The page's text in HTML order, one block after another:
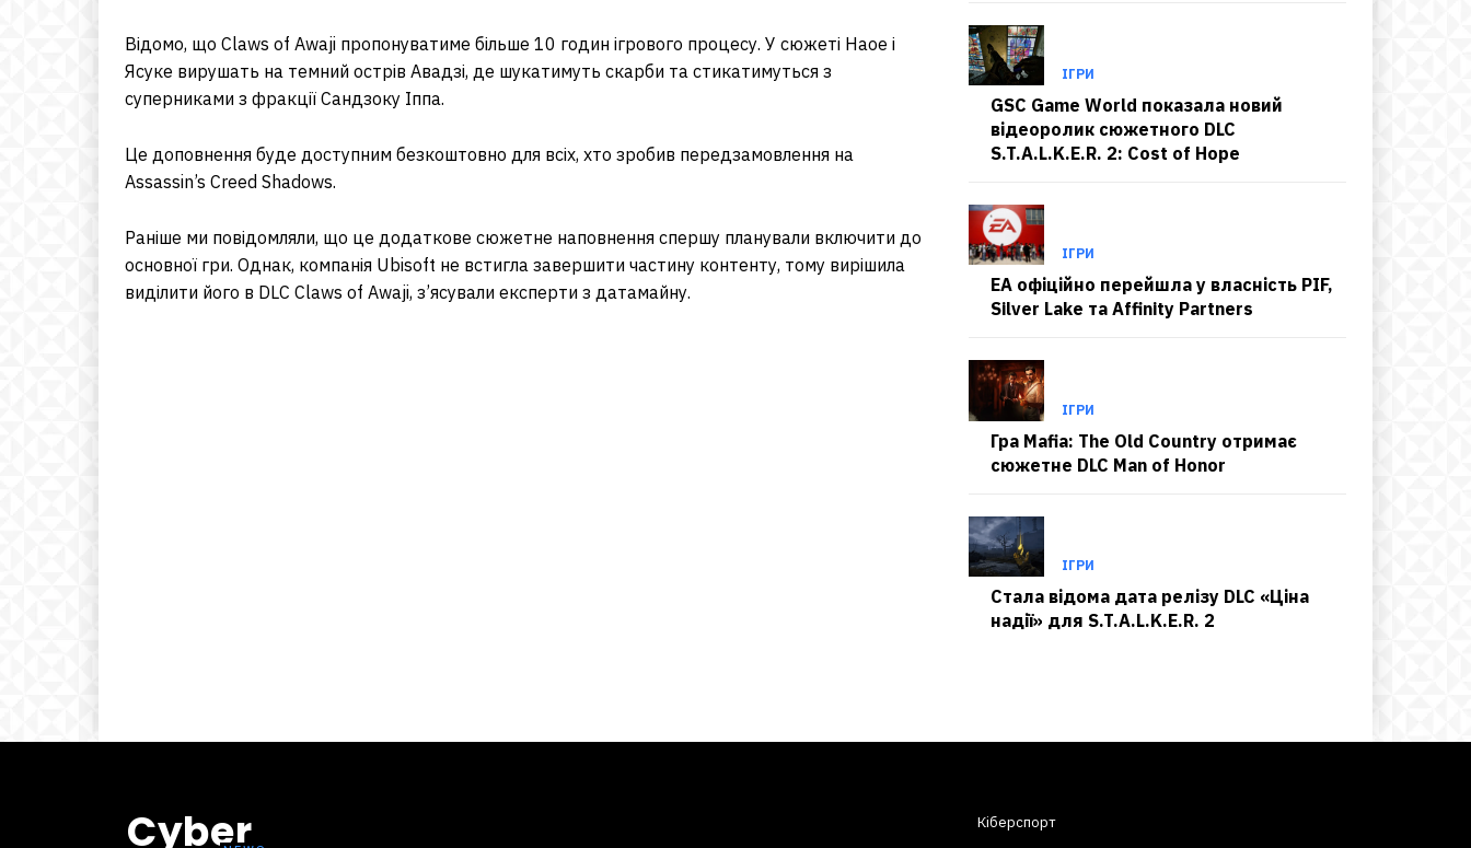
Відомо, що Claws of Awaji пропонуватиме більше 10 годин ігрового процесу. У сюжеті Наое і
Ясуке вирушать на темний острів Авадзі, де шукатимуть скарби та стикатимуться з
суперниками з фракції Сандзоку Іппа.
Це доповнення буде доступним безкоштовно для всіх, хто зробив передзамовлення на
Assassin’s Creed Shadows.
Раніше ми повідомляли, що це додаткове сюжетне наповнення спершу планували включити до
основної гри. Однак, компанія Ubisoft не встигла завершити частину контенту, тому вирішила
виділити його в DLC Claws of Awaji, з’ясували експерти з датамайну.
ІГРИ
GSC Game World показала новий
відеоролик сюжетного DLC
S.T.A.L.K.E.R. 2: Cost of Hope
ІГРИ
EA офіційно перейшла у власність PIF,
Silver Lake та Affinity Partners
ІГРИ
Гра Mafia: The Old Country отримає
сюжетне DLC Man of Honor
ІГРИ
Стала відома дата релізу DLC «Ціна
надії» для S.T.A.L.K.E.R. 2
Cyber
Кіберспорт